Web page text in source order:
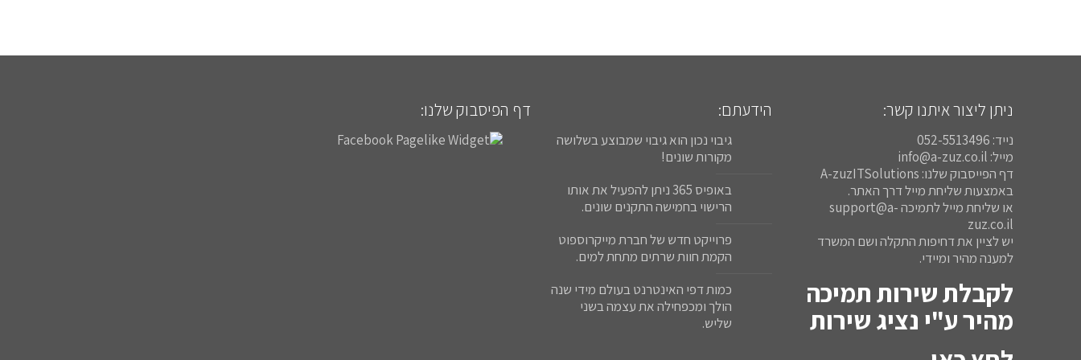
ניתן ליצור איתנו קשר:
נייד: 052-5513496
מייל: info@a-zuz.co.il
דף הפייסבוק שלנו: A-zuzITSolutions
באמצעות שליחת מייל דרך האתר.
או שליחת מייל לתמיכה support@a-
zuz.co.il
יש לציין את דחיפות התקלה ושם המשרד
למענה מהיר ומיידי.
לקבלת שירות תמיכה
מהיר ע"י נציג שירות
הידעתם:
גיבוי נכון הוא גיבוי שמבוצע בשלושה
מקורות שונים!
באופיס 365 ניתן להפעיל את אותו
הרישוי בחמישה התקנים שונים.
פרוייקט חדש של חברת מייקרוספוט
הקמת חוות שרתים מתחת למים.
כמות דפי האינטרנט בעולם מידי שנה
הולך ומכפחילה את עצמה בשני
שליש.
דף הפיסבוק שלנו: